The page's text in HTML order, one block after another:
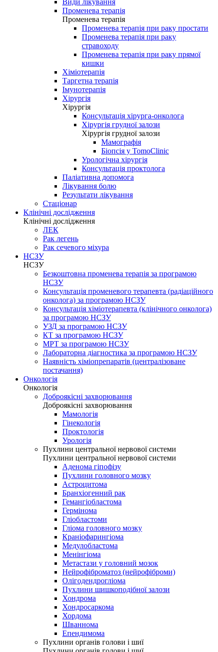
Види лікування
Променева терапія
Променева терапія
Променева терапія при раку простати
Променева терапія при раку
стравоходу
Променева терапія при раку прямої
кишки
Хіміотерапія
Таргетна терапія
Імунотерапія
Хірургія
Хірургія
Консультація хірурга-онколога
Хірургія грудної залози
Хірургія грудної залози
Мамографія
Біопсія у TomoClinic
Урологічна хірургія
Консультація проктолога
Паліативна допомога
Лікування болю
Результати лікування
Стаціонар
Клінічні дослідження
Клінічні дослідження
ЛЕК
Рак легень
Рак сечевого міхура
НСЗУ
НСЗУ
Безкоштовна променева терапія за програмою
НСЗУ
Консультація променевого терапевта (радіаційного
онколога) за програмою НСЗУ
Консультація хіміотерапевта (клінічного онколога)
за програмою НСЗУ
УЗД за програмою НСЗУ
КТ за програмою НСЗУ
МРТ за програмою НСЗУ
Лабораторна діагностика за програмою НСЗУ
Наявність хіміопрепаратів (централізоване
постачання)
Онкологія
Онкологія
Доброякісні захворювання
Доброякісні захворювання
Мамологія
Гінекологія
Проктологія
Урологія
Пухлини центральної нервової системи
Пухлини центральної нервової системи
Аденома гіпофізу
Пухлини головного мозку
Астроцитома
Бранхіогенний рак
Гемангіобластома
Гермінома
Гліобластоми
Гліома головного мозку
Краніофарингіома
Медулобластома
Менінгіома
Метастази у головний мозок
Нейрофіброматоз (нейрофіброми)
Олігодендрогліома
Пухлини шишкоподібної залози
Хондрома
Хондросаркома
Хордома
Шваннома
Епендимома
Пухлини органів голови і шиї